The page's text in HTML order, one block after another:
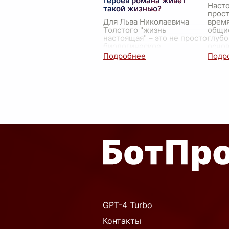
такой жизнью?
Для Льва Николаевича
Толстого "жизнь
настоящая" – это не просто
существование, а
осознанное проживание
GPT-4 Turbo
Контакты